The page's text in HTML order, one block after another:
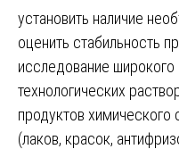
установить наличие
оценить стабильность
исследование
технологических
продуктов химического
(лаков, красок,